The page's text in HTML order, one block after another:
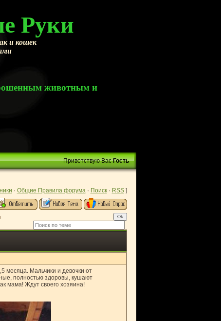
Руки
и кошек
животным и
Приветствую Вас Гость
· Общие Правила форума· Поиск· RSS]
месяца. Мальчики и девочки от
полностью здоровы, кушают
мама! Ждут своего хозяина!